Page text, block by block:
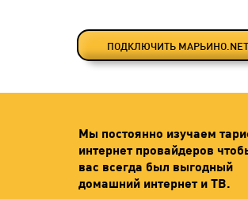
ПОДКЛЮЧИТЬ МАРЬИНО.NET
Мы постоянно изучаем
интернет провайдеров
вас всегда был выгодный
домашний интернет и ТВ.